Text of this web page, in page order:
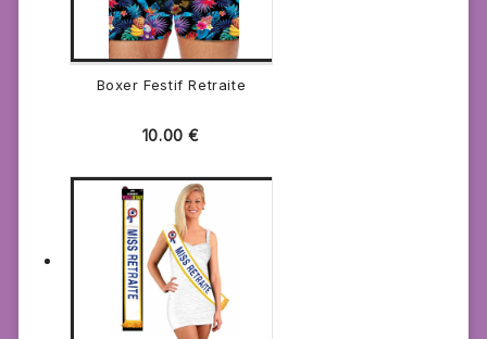
Boxer Festif Retraite
10.00€